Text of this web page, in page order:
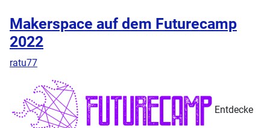
Makerspace auf dem Futurecamp
2022
ratu77
Entdecke